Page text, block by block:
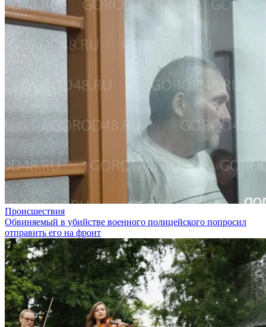
Происшествия
Обвиняемый в убийстве военного полицейского попросил
отправить его на фронт